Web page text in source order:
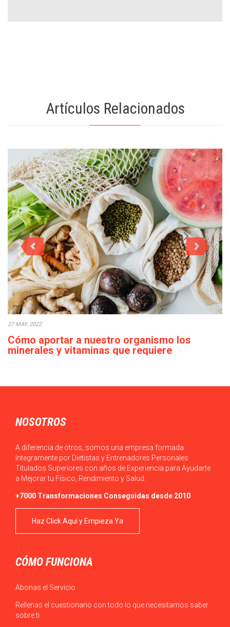
Artículos Relacionados
27 MAY, 2022
Cómo aportar a nuestro organismo los
minerales y vitaminas que requiere
NOSOTROS
A diferencia de otros, somos una empresa formada
íntegramente por Dietistas y Entrenadores Personales
Titulados Superiores con años de Experiencia para Ayudarte
a Mejorar tu Físico, Rendimiento y Salud.
+7000 Transformaciones Conseguidas desde 2010
Haz Click Aquí y Empieza Ya
CÓMO FUNCIONA
Abonas el Servicio
Rellenas el cuestionario con todo lo que necesitamos saber
sobre ti